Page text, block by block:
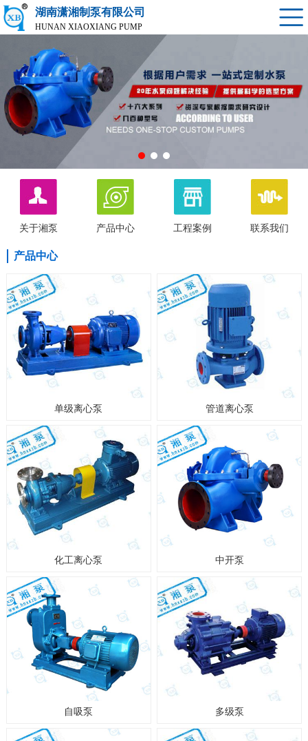
湖南潇湘制泵有限公司
HUNAN XIAOXIANG PUMP
关于湘泵 产品中心 工程案例 联系我们
产品中心
单级离心泵 管道离心泵
化工离心泵 中开泵
自吸泵 多级泵